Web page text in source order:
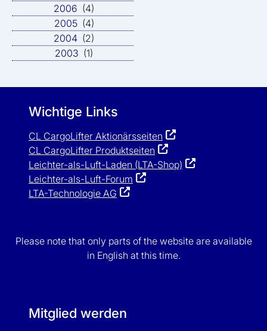
2006 (4)
2005 (4)
2004 (2)
2003 (1)
Wichtige Links
CL CargoLifter Aktionärsseiten
CL CargoLifter Produktseiten
Leichter-als-Luft-Laden (LTA-Shop)
Leichter-als-Luft-Forum
LTA-Technologie AG
Please note that only parts of the website are available
in English at this time.
Mitglied werden